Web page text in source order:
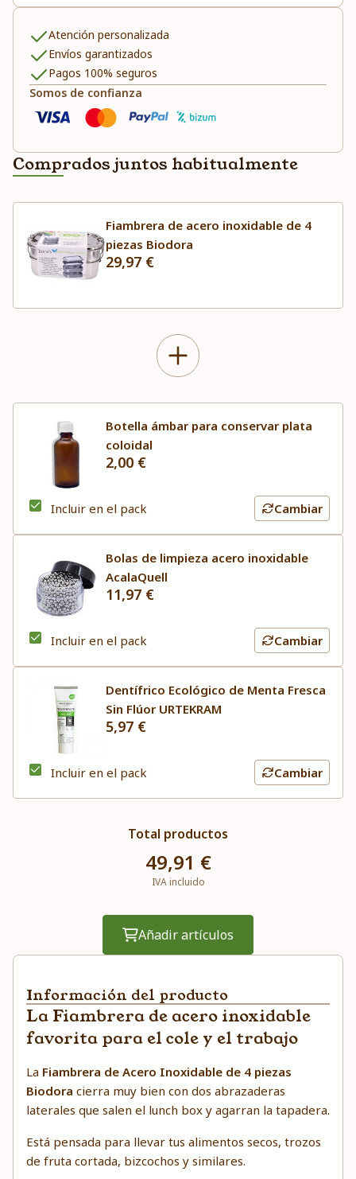
Atención personalizada
Envíos garantizados
Pagos 100% seguros
Somos de confianza
Comprados juntos habitualmente
Fiambrera de acero inoxidable de 4
piezas Biodora
29,97 €
Botella ámbar para conservar plata
coloidal
2,00 €
Incluir en el pack Cambiar
Bolas de limpieza acero inoxidable
AcalaQuell
11,97 €
Incluir en el pack Cambiar
Dentífrico Ecológico de Menta Fresca
Sin Flúor URTEKRAM
5,97 €
Incluir en el pack Cambiar
Total productos
49,91 €
IVA incluido
Añadir artículos
Información del producto
La Fiambrera de acero inoxidable
favorita para el cole y el trabajo
La Fiambrera de Acero Inoxidable de 4 piezas
Biodora cierra muy bien con dos abrazaderas
laterales que salen el lunch box y agarran la tapadera.
Está pensada para llevar tus alimentos secos, trozos
de fruta cortada, bizcochos y similares.